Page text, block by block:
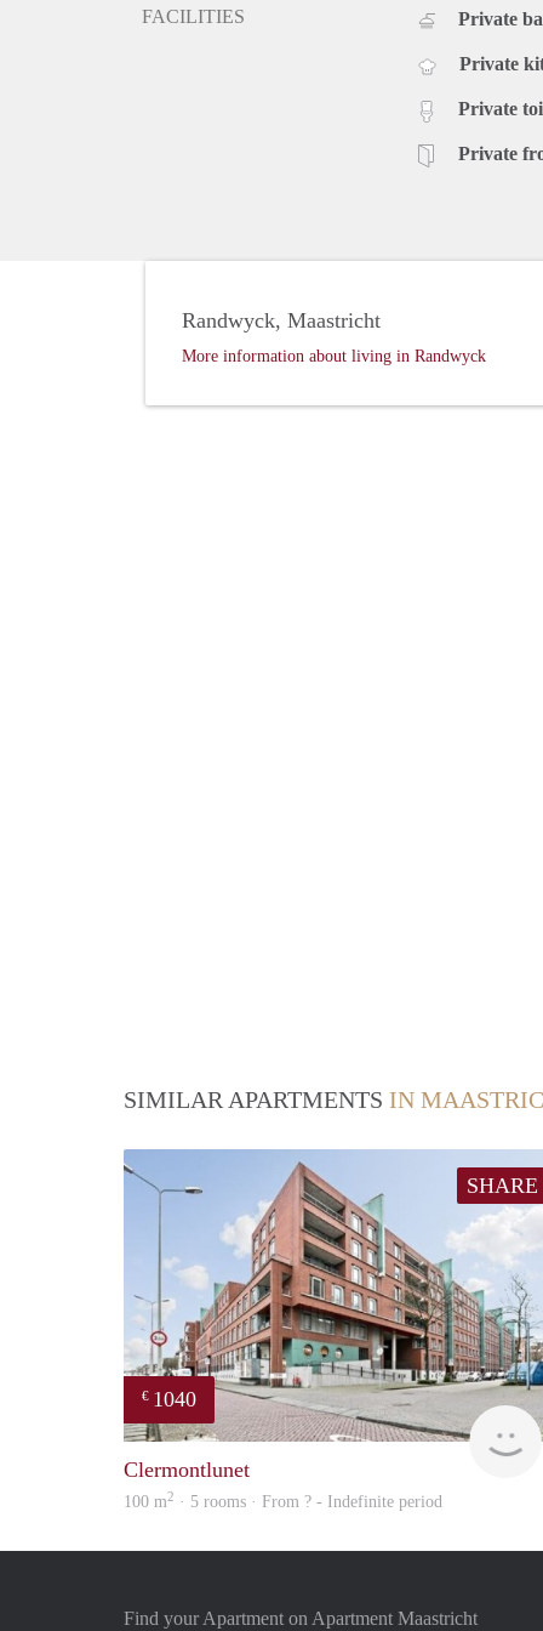
FACILITIES Private
Private
Private
Private
Randwyck, Maastricht
More information about living in Randwyck
SIMILAR APARTMENTS IN
SHARE
€ 1040
Clermontlunet
100 m2 · 5 rooms · From ? - Indefinite period
Find your Apartment on Apartment Maastricht